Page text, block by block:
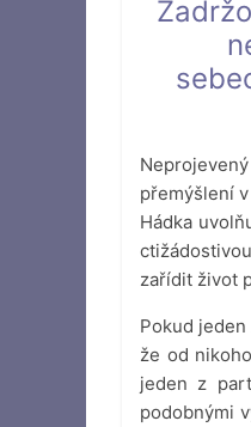
přemýšlení
Hádka
zařídit život
Pokud
že od
jeden z
podobnými